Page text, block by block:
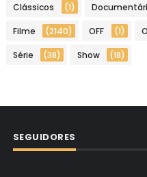
Clássicos (1)
Filme (2140) OFF (1)
Série (38) Show (18)
SEGUIDORES